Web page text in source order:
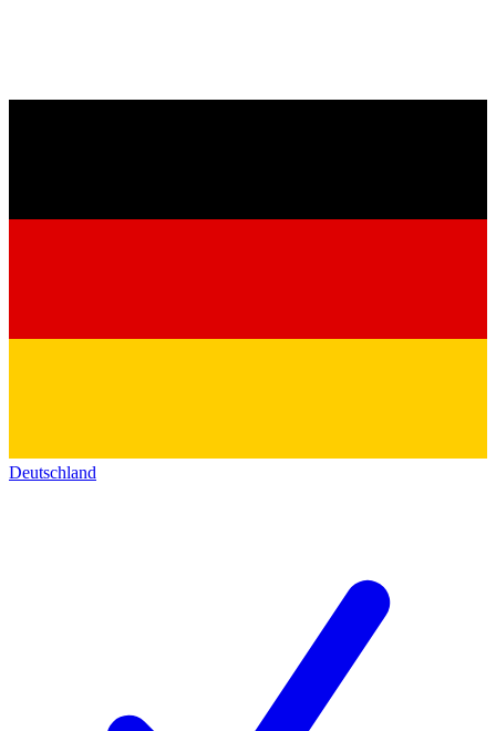
Deutschland